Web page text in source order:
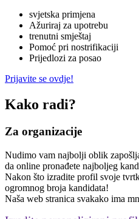
svjetska primjena
Ažuriraj za upotrebu
trenutni smještaj
Pomoć pri nostrifikaciji
Prijedlozi za posao
Prijavite se ovdje!
Kako radi?
Za organizacije
Nudimo vam najbolji oblik
da online pronađete najboljeg
Nakon što izradite profil svoje
ogromnog broja kandidata!
Naša web stranica svakako ima